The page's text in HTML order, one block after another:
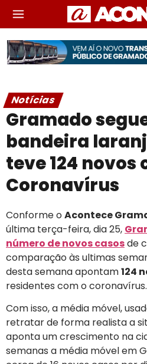
Notícias
Gramado
bandeira
teve 124 novos
Coronavírus
Conforme oAcontece
última terça-feira, dia 25,
número de novos casosde
comparação às ultimas
desta semana apontam124
residentes com o coronavírus.
Com isso, a média móvel,
retratar de forma realista a
aponta um crescimento na
semanas a média móvel em